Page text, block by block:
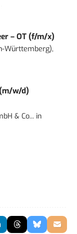
– OT (f/m/x)
Württemberg),
w/d)
& Co... in